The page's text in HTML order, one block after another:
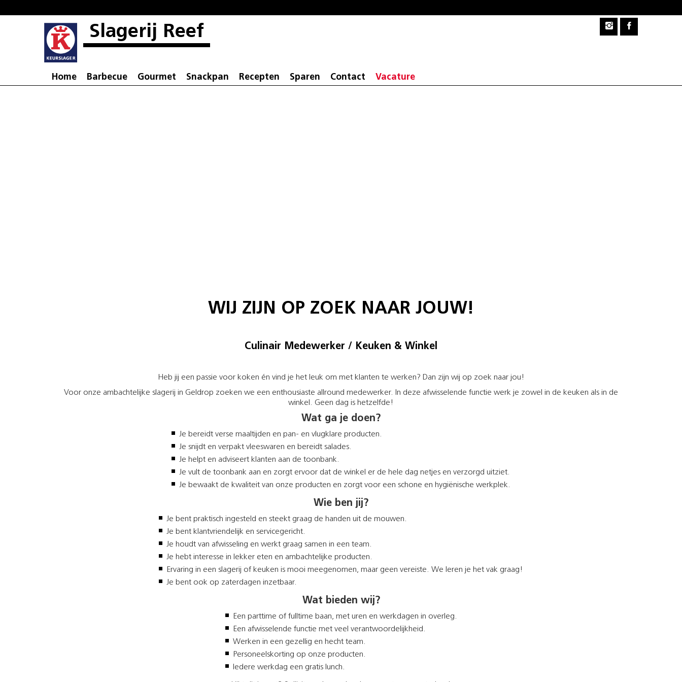
Slagerij Reef
Home Barbecue Gourmet Snackpan Recepten Sparen Contact Vacature
WIJ ZIJN OP ZOEK NAAR JOUW!
Culinair Medewerker / Keuken & Winkel
Heb jij een passie voor koken én vind je het leuk om met klanten te werken? Dan zijn wij op zoek naar jou!
Voor onze ambachtelijke slagerij in Geldrop zoeken we een enthousiaste allround medewerker. In deze afwisselende functie werk je zowel in de keuken als in de
winkel. Geen dag is hetzelfde!
Wat ga je doen?
Je bereidt verse maaltijden en pan- en vlugklare producten.
Je snijdt en verpakt vleeswaren en bereidt salades.
Je helpt en adviseert klanten aan de toonbank.
Je vult de toonbank aan en zorgt ervoor dat de winkel er de hele dag netjes en verzorgd uitziet.
Je bewaakt de kwaliteit van onze producten en zorgt voor een schone en hygiënische werkplek.
Wie ben jij?
Je bent praktisch ingesteld en steekt graag de handen uit de mouwen.
Je bent klantvriendelijk en servicegericht.
Je houdt van afwisseling en werkt graag samen in een team.
Je hebt interesse in lekker eten en ambachtelijke producten.
Ervaring in een slagerij of keuken is mooi meegenomen, maar geen vereiste. We leren je het vak graag!
Je bent ook op zaterdagen inzetbaar.
Wat bieden wij?
Een parttime of fulltime baan, met uren en werkdagen in overleg.
Een afwisselende functie met veel verantwoordelijkheid.
Werken in een gezellig en hecht team.
Personeelskorting op onze producten.
Iedere werkdag een gratis lunch.